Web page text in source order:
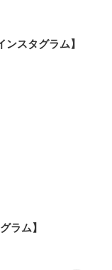
スタグラム】
ラム】